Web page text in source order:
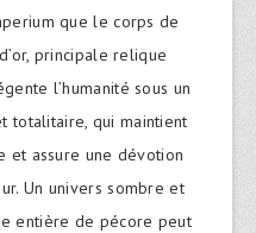
que le corps de
principale relique
l’humanité sous un
totalitaire, qui maintient
et assure une dévotion
Un univers sombre et
entière de pécore peut